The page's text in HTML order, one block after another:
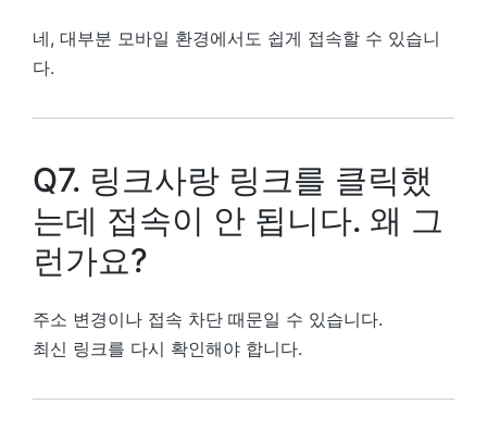
네, 대부분 모바일 환경에서도 쉽게 접속할 수 있습니
다.
Q7. 링크사랑 링크를 클릭했
는데 접속이 안 됩니다. 왜 그
런가요?
주소 변경이나 접속 차단 때문일 수 있습니다.
최신 링크를 다시 확인해야 합니다.